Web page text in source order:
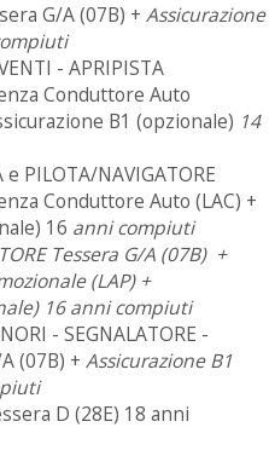
G/A (07B) + Assicurazione
- APRIPISTA
Conduttore Auto
B1 (opzionale) 14
PILOTA/NAVIGATORE
Conduttore Auto (LAC) +
16 anni compiuti
Tessera G/A (07B) +
(LAP) +
16 anni compiuti
- SEGNALATORE -
(07B) + Assicurazione B1
D (28E) 18 anni